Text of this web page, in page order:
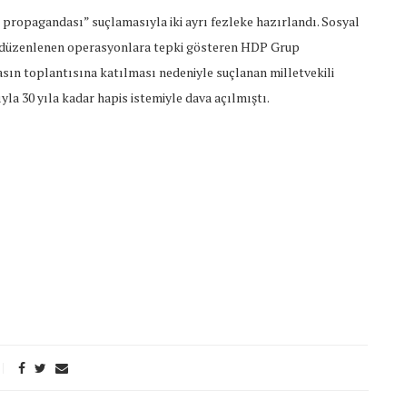
suçlamasıyla iki ayrı fezleke hazırlandı. Sosyal
operasyonlara tepki gösteren HDP Grup
toplantısına katılması nedeniyle suçlanan milletvekili
30 yıla kadar hapis istemiyle dava açılmıştı.